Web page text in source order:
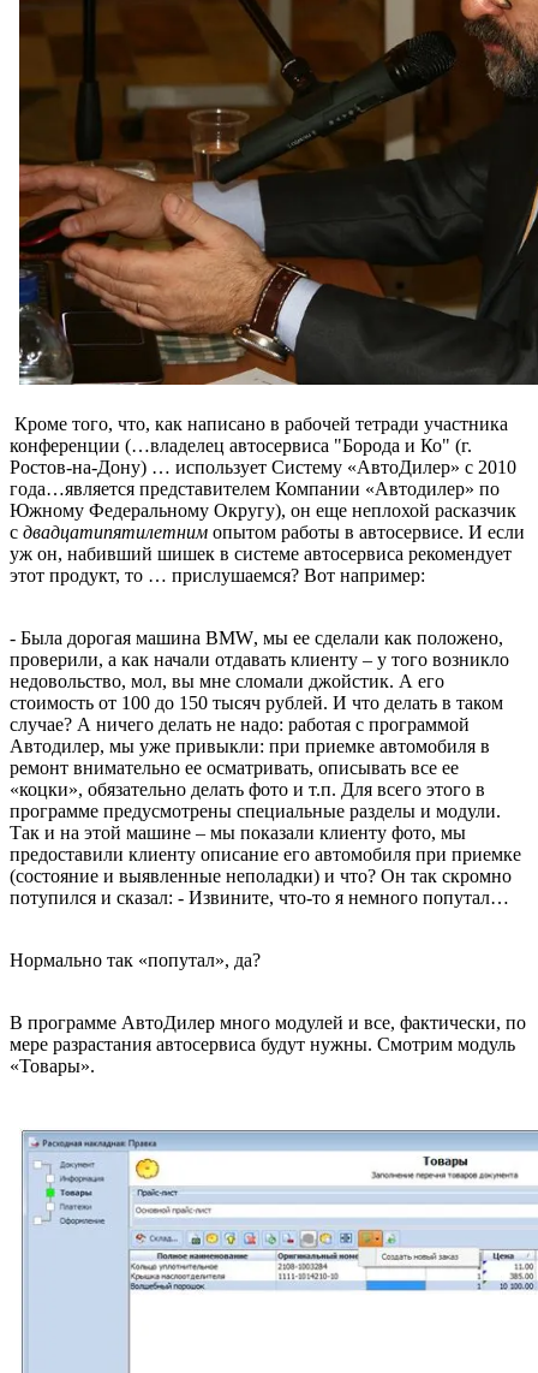
Кроме того, что, как написано в рабочей тетради участника
конференции (…владелец автосервиса "Борода и Ко" (г.
Ростов-на-Дону) … использует Систему «АвтоДилер» с 2010
года…является представителем Компании «Автодилер» по
Южному Федеральному Округу), он еще неплохой расказчик
с двадцатипятилетним опытом работы в автосервисе. И если
уж он, набивший шишек в системе автосервиса рекомендует
этот продукт, то … прислушаемся? Вот например:
- Была дорогая машина BMW, мы ее сделали как положено,
проверили, а как начали отдавать клиенту – у того возникло
недовольство, мол, вы мне сломали джойстик. А его
стоимость от 100 до 150 тысяч рублей. И что делать в таком
случае? А ничего делать не надо: работая с программой
Автодилер, мы уже привыкли: при приемке автомобиля в
ремонт внимательно ее осматривать, описывать все ее
«коцки», обязательно делать фото и т.п. Для всего этого в
программе предусмотрены специальные разделы и модули.
Так и на этой машине – мы показали клиенту фото, мы
предоставили клиенту описание его автомобиля при приемке
(состояние и выявленные неполадки) и что? Он так скромно
потупился и сказал: - Извините, что-то я немного попутал…
Нормально так «попутал», да?
В программе АвтоДилер много модулей и все, фактически, по
мере разрастания автосервиса будут нужны. Смотрим модуль
«Товары».